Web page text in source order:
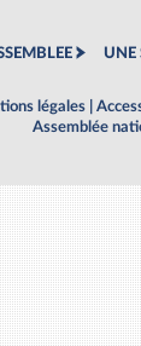
UNE
légales
Assemblée